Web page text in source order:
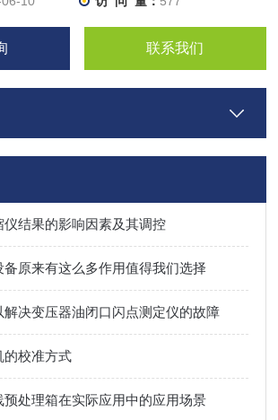
联系我们
仪结果的影响因素及其调控
备原来有这么多作用值得我们选择
解决变压器油闭口闪点测定仪的故障
的校准方式
预处理箱在实际应用中的应用场景